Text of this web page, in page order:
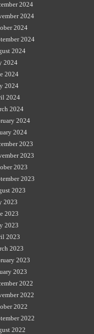
2024
2024
2024
2024
2024
2024
2024
2024
2024
2024
2024
2024
2023
2023
2023
2023
2023
2023
2023
2023
2023
2023
2023
2023
2022
2022
2022
2022
2022